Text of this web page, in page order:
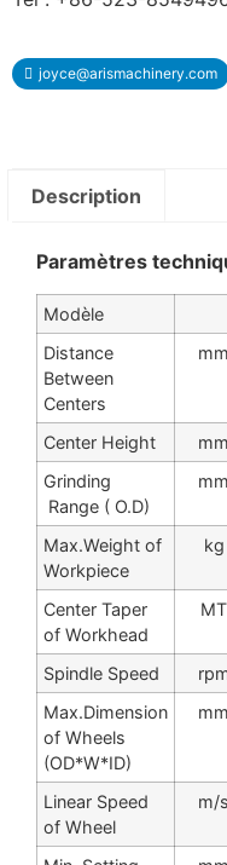
joyce@arismachinery.com
Description
Paramètres
Modèle
Distance
Between
Centers
mm
Center Height mm
Grinding
Range ( O.D)
mm
Max.Weight of
Workpiece
kg
Center Taper
of Workhead
MT
Spindle Speed
Max.Dimension
of Wheels
(OD*W*ID)
mm
Linear Speed
of Wheel
m/s